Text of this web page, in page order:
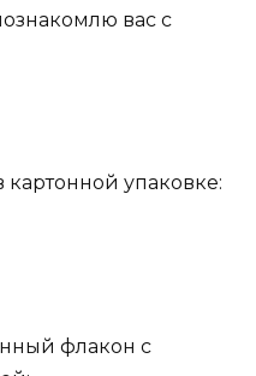
вас с
картонной упаковке:
флакон с